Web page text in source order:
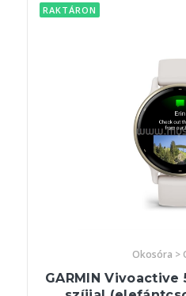
RAKTÁRON
Okosóra >
GARMIN